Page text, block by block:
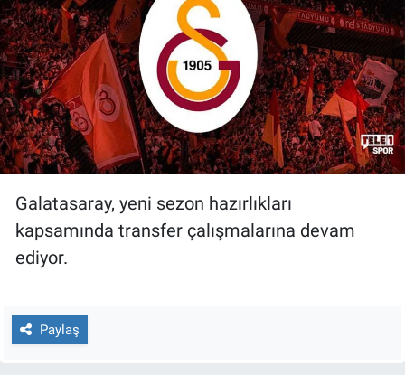
Galatasaray, yeni sezon hazırlıkları
kapsamında transfer çalışmalarına devam
ediyor.
Paylaş
Haber
İlan
Kimdir
Koronavirüs
Kültür Sanat
Ne demişti
Nedir